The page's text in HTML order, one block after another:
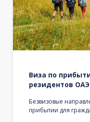
Виза по
резидентов ОАЭ
Безвизовые
прибытии для